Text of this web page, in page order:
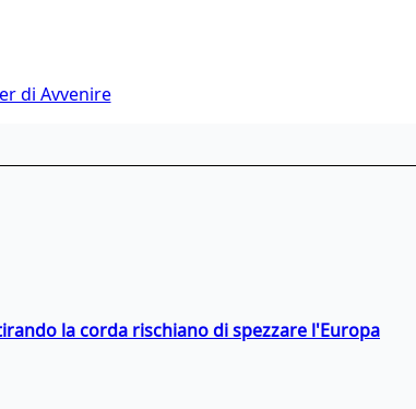
di Avvenire
la corda rischiano di spezzare l'Europa